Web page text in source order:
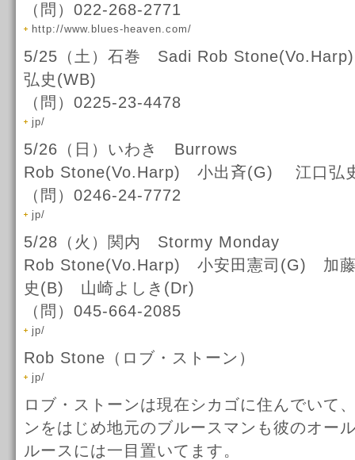
（問）022-268-2771
http://www.blues-heaven.com/
5/25（土）石巻 Sadi Rob
弘史(WB)
（問）0225-23-4478
jp/
5/26（日）いわき Burrows
Rob Stone(Vo.Harp) 小出斉(G) 江口弘
（問）0246-24-7772
jp/
5/28（火）関内 Stormy Monday
Rob Stone(Vo.Harp) 小安田憲司(G) 加
史(B) 山崎よしき(Dr)
（問）045-664-2085
jp/
Rob Stone（ロブ・ストーン）
jp/
ロブ・ストーンは現在シカゴに住んでいて
ンをはじめ地元のブルースマンも彼のオー
ルースには一目置いてます。